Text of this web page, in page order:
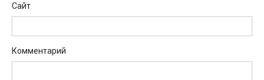
Сайт
Комментарий